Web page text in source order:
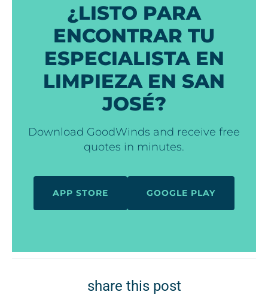
¿LISTO PARA
ENCONTRAR TU
ESPECIALISTA EN
LIMPIEZA EN SAN
JOSÉ?
Download GoodWinds and receive free
quotes in minutes.
APP STORE GOOGLE PLAY
share this post